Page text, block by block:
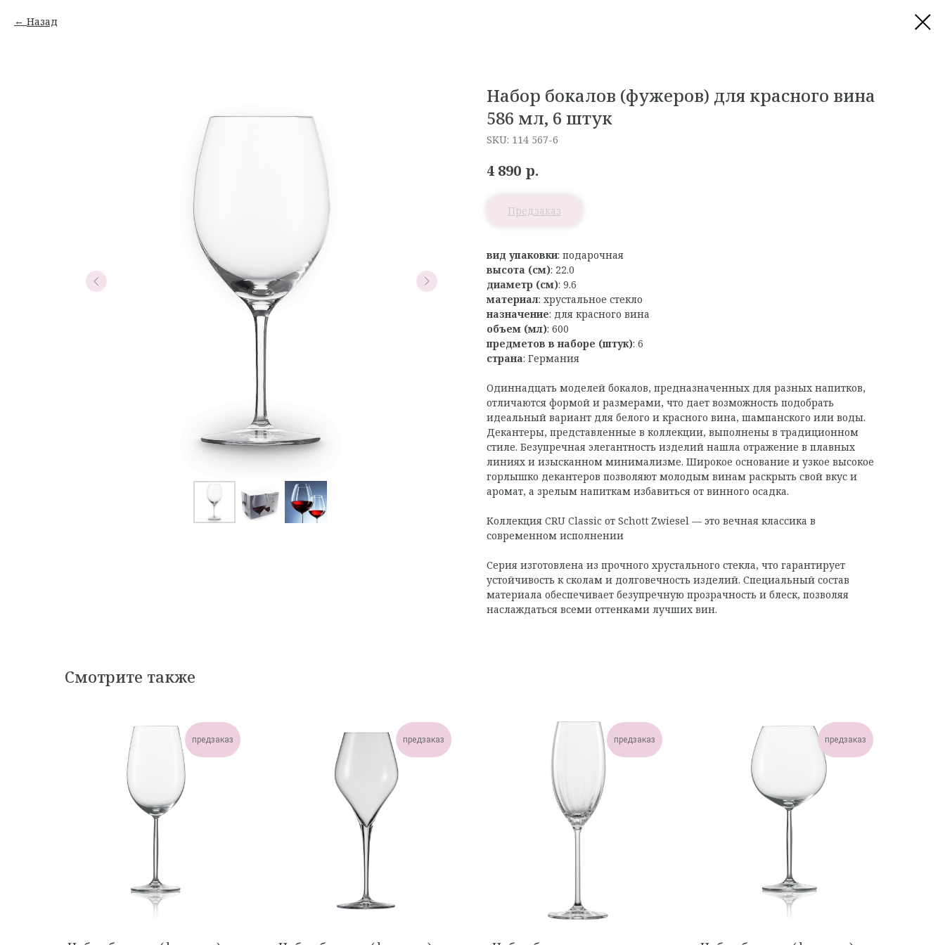
Назад
Набор бокалов (фужеров) для красного вина
586 мл, 6 штук
SKU: 114 567-6
4 890 р.
вид упаковки: подарочная
высота (см): 22.0
диаметр (см): 9.6
материал: хрустальное стекло
назначение: для красного вина
объем (мл): 600
предметов в наборе (штук): 6
страна: Германия
Одиннадцать моделей бокалов, предназначенных для разных напитков,
отличаются формой и размерами, что дает возможность подобрать
идеальный вариант для белого и красного вина, шампанского или воды.
Декантеры, представленные в коллекции, выполнены в традиционном
стиле. Безупречная элегантность изделий нашла отражение в плавных
линиях и изысканном минимализме. Широкое основание и узкое высокое
горлышко декантеров позволяют молодым винам раскрыть свой вкус и
аромат, а зрелым напиткам избавиться от винного осадка.
Коллекция CRU Classic от Schott Zwiesel — это вечная классика в
современном исполнении
Серия изготовлена из прочного хрустального стекла, что гарантирует
устойчивость к сколам и долговечность изделий. Специальный состав
материала обеспечивает безупречную прозрачность и блеск, позволяя
наслаждаться всеми оттенками лучших вин.
Смотрите также
предзаказ предзаказ предзаказ предзаказ